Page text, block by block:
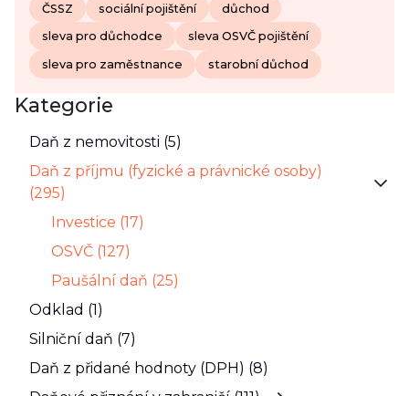
ČSSZ sociální pojištění důchod
sleva pro důchodce sleva OSVČ pojištění
sleva pro zaměstnance starobní důchod
Kategorie
Daň z nemovitosti (5)
Daň z příjmu (fyzické a právnické osoby)
(295)
Investice (17)
OSVČ (127)
Paušální daň (25)
Odklad (1)
Silniční daň (7)
Daň z přidané hodnoty (DPH) (8)